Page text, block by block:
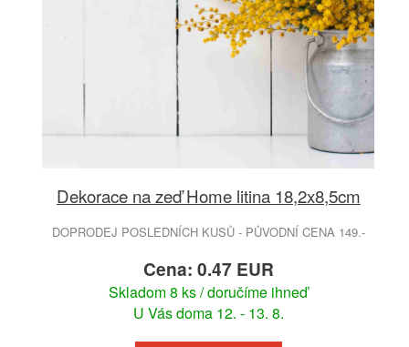
Dekorace na zeď Home litina 18,2x8,5cm
DOPRODEJ POSLEDNÍCH KUSŮ - PŮVODNÍ CENA 149.-
Cena: 0.47 EUR
Skladom 8 ks / doručíme ihneď
U Vás doma 12. - 13. 8.